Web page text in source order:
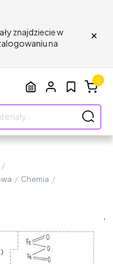
znajdziecie w
na
×
0
/
/ Chemia /